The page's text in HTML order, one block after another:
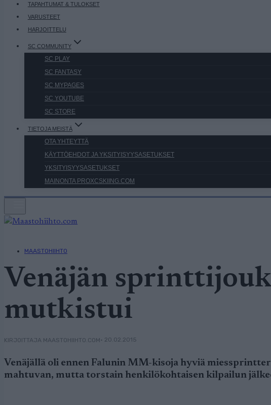
TAPAHTUMAT & TULOKSET
VARUSTEET
HARJOITTELU
SC COMMUNITY
SC PLAY
SC FANTASY
SC MYPAGES
SC YOUTUBE
SC STORE
TIETOJA MEISTÄ
OTA YHTEYTTÄ
KÄYTTÖEHDOT JA YKSITYISYYSASETUKSET
YKSITYISYYSASETUKSET
MAINONTA PROXCSKIING.COM
MAASTOHIIHTO
Venäjän
mutkistui
KIRJOITTAJA MAASTOHIIHTO.COM• 20.02.2015
Venäjällä oli ennen Falunin MM-kisoja hyviä
mahtuvan, mutta torstain henkilökohtaisen kilpailun